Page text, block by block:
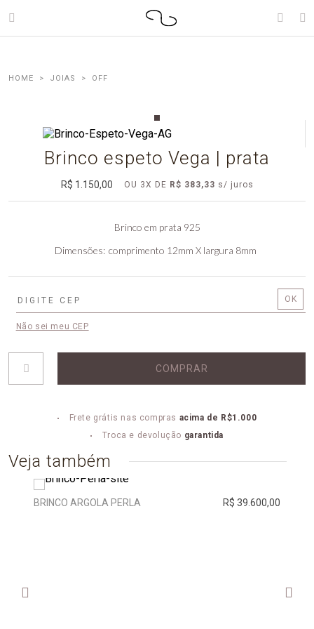
JOIAS OFF
Brinco espeto Vega | prata
R$ 1.150,00 OU 3X DE R$ 383,33
Brinco em prata 925
Dimensões comprimento 12mm X largura 8mm
Não sei meu CEP
COMPRAR
Frete grátis nas compras acima de R$1.000
Troca e devolução garantida
Veja também
BRINCO ARGOLA PERLA R$ 39.600,00